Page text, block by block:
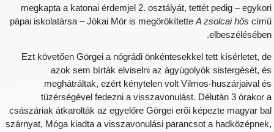
megkapta a katonai érdemjel 2. osztályát, tettét pedig –
pápai iskolatársa – Jókai Mór is megörökítetteA zsolcai hős
Ezt követően Görgei a nógrádi önkéntesekkel tett kísérletet,
azok sem bírták elviselni az ágyúgolyók sistergését,
meghátráltak, ezért kénytelen volt Vilmos-huszárjaival
tüzérségével fedezni a visszavonulást. Délután 3 órakor
császáriak átkarolták az egyelőre Görgei erői képezte magyar
szárnyat, Móga kiadta a visszavonulási parancsot a